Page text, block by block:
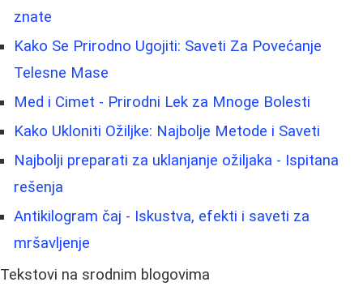
znate
Kako Se Prirodno Ugojiti: Saveti Za Povećanje
Telesne Mase
Med i Cimet - Prirodni Lek za Mnoge Bolesti
Kako Ukloniti Ožiljke: Najbolje Metode i Saveti
Najbolji preparati za uklanjanje ožiljaka - Ispitana
rešenja
Antikilogram čaj - Iskustva, efekti i saveti za
mršavljenje
Tekstovi na srodnim blogovima